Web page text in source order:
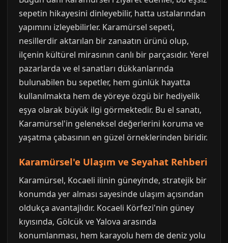
sepetin hikayesini dinleyebilir, hatta ustalarından
yapımını izleyebilirler. Karamürsel sepeti,
nesillerdir aktarılan bir zanaatın ürünü olup,
ilçenin kültürel mirasının canlı bir parçasıdır. Yerel
pazarlarda ve el sanatları dükkanlarında
bulunabilen bu sepetler, hem günlük hayatta
kullanılmakta hem de yöreye özgü bir hediyelik
eşya olarak büyük ilgi görmektedir. Bu el sanatı,
Karamürsel'in geleneksel değerlerini koruma ve
yaşatma çabasının en güzel örneklerinden biridir.
Karamürsel'e Ulaşım ve Seyahat Rehberi
Karamürsel, Kocaeli ilinin güneyinde, stratejik bir
konumda yer alması sayesinde ulaşım açısından
oldukça avantajlıdır. Kocaeli Körfezi'nin güney
kıyısında, Gölcük ve Yalova arasında
konumlanması, hem karayolu hem de deniz yolu